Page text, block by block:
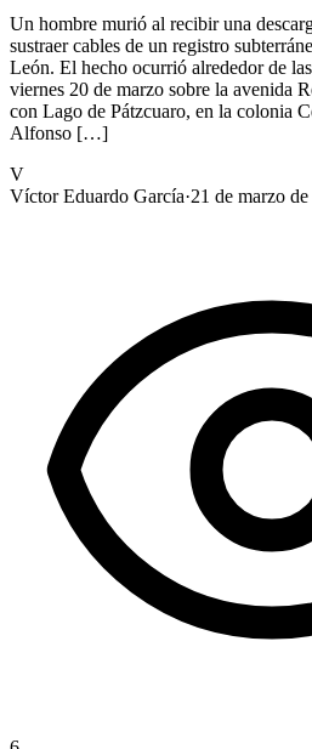
Un hombre murió al recibir una
sustraer cables de un registro
León. El hecho ocurrió alrededor de
viernes 20 de marzo sobre la avenida
con Lago de Pátzcuaro, en la colonia
Alfonso […]
V
Víctor Eduardo García·21 de marzo